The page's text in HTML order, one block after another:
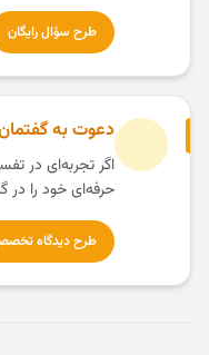
طرح سؤال رایگان
دعوت به
اگر تجربه‌ای در
حرفه‌ای خود را در
طرح دیدگاه